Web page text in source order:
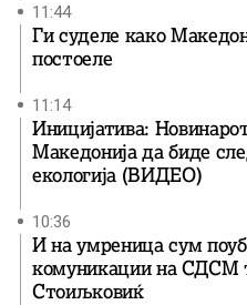
11:44
Ги суделе како
постоеле
11:14
Иницијатива:
Македонија да биде
екологија (ВИДЕО)
10:36
И на умреница сум
комуникации на СДСМ
Стоиљковиќ